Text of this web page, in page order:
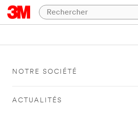
NOTRE SOCIÉTÉ
ACTUALITÉS